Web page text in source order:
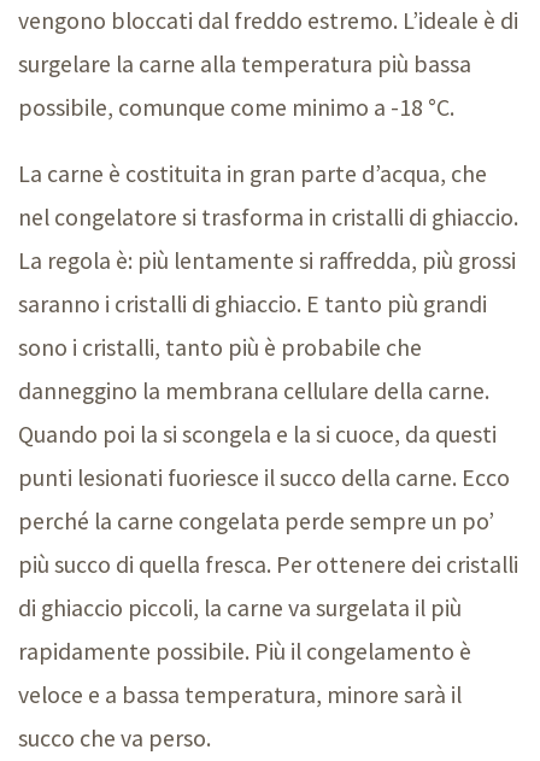
vengono bloccati dal freddo estremo. L’ideale è di
surgelare la carne alla temperatura più bassa
possibile, comunque come minimo a -18 °C.
La carne è costituita in gran parte d’acqua, che
nel congelatore si trasforma in cristalli di ghiaccio.
La regola è: più lentamente si raffredda, più grossi
saranno i cristalli di ghiaccio. E tanto più grandi
sono i cristalli, tanto più è probabile che
danneggino la membrana cellulare della carne.
Quando poi la si scongela e la si cuoce, da questi
punti lesionati fuoriesce il succo della carne. Ecco
perché la carne congelata perde sempre un po’
più succo di quella fresca. Per ottenere dei cristalli
di ghiaccio piccoli, la carne va surgelata il più
rapidamente possibile. Più il congelamento è
veloce e a bassa temperatura, minore sarà il
succo che va perso.